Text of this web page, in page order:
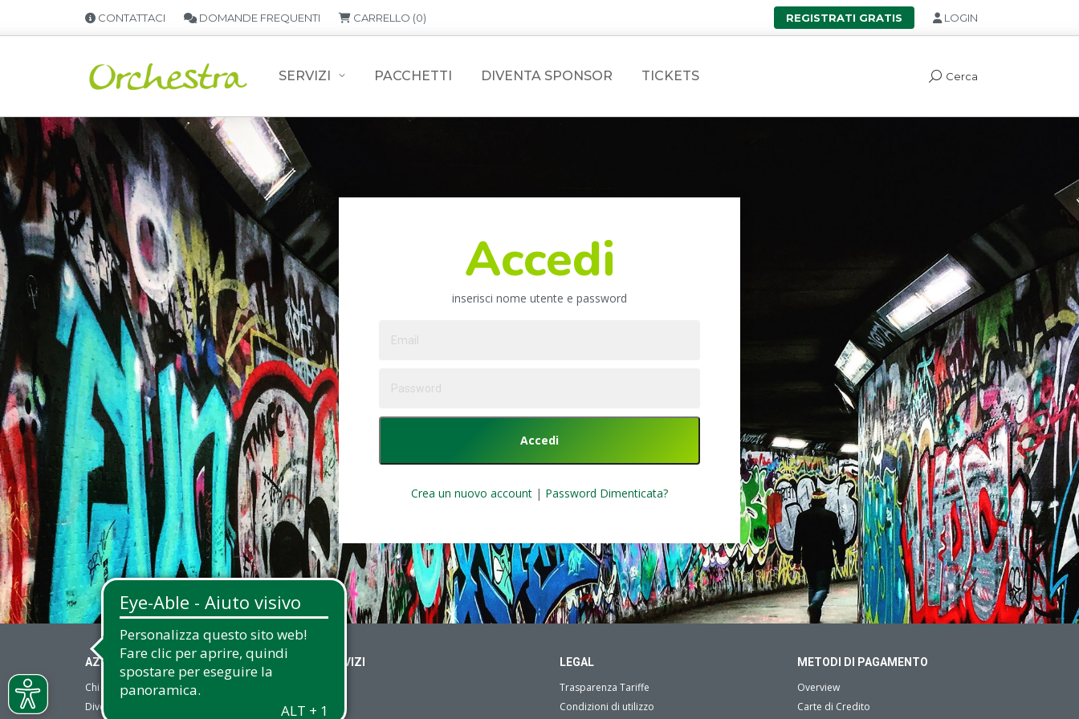
CONTATTACI DOMANDE FREQUENTI CARRELLO (0) REGISTRATI GRATIS LOGIN
SERVIZI PACCHETTI DIVENTA SPONSOR TICKETS Search:
Cerca
Accedi
inserisci nome utente e password
Crea un nuovo account | Password Dimenticata?
AZIENDA
Chi siamo
Diventa Partner
SERVIZI
Fax
LEGAL
Trasparenza Tariffe
Condizioni di utilizzo
METODI DI PAGAMENTO
Overview
Carte di Credito